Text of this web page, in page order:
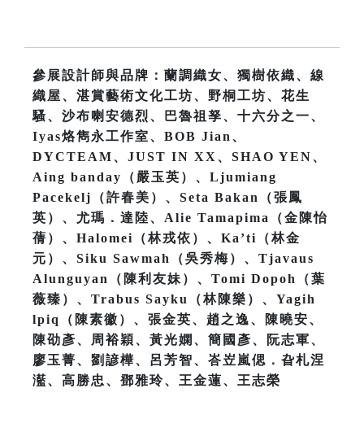
參展設計師與品牌：蘭調織女、獨樹依織、線
織屋、湛賞藝術文化工坊、野桐工坊、花生
騷、沙布喇安德烈、巴魯祖孥、十六分之一、
Iyas烙雋永工作室、BOB Jian、
DYCTEAM、JUST IN XX、SHAO YEN、
Aing banday（嚴玉英）、Ljumiang
Pacekelj（許春美）、Seta Bakan（張鳳
英）、尤瑪．達陸、Alie Tamapima（金陳怡
蒨）、Halomei（林戎依）、Ka’ti（林金
元）、Siku Sawmah（吳秀梅）、Tjavaus
Alunguyan（陳利友妹）、Tomi Dopoh（葉
薇臻）、Trabus Sayku（林陳樂）、Yagih
lpiq（陳素徽）、張金英、趙之逸、陳曉安、
陳劭彥、周裕穎、黃光嫻、簡國彥、阮志軍、
廖玉菁、劉諺樺、呂芳智、峇岦嵐偲．旮札涅
灆、高勝忠、鄧雅玲、王金蓮、王志榮